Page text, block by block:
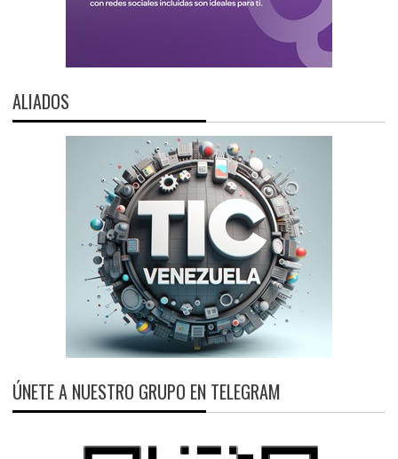
ALIADOS
ÚNETE A NUESTRO GRUPO EN TELEGRAM